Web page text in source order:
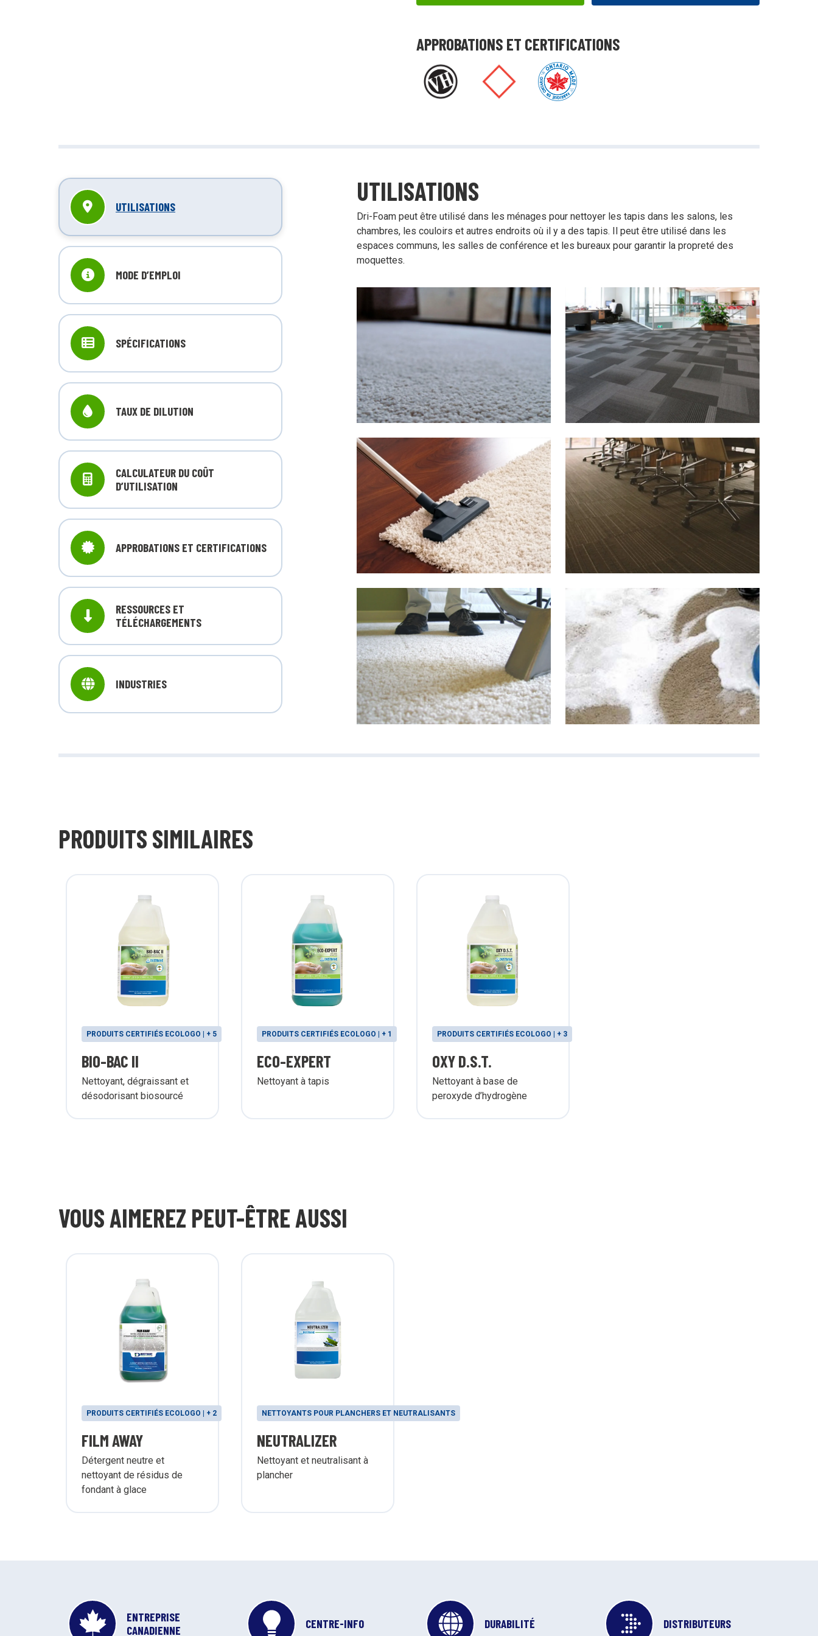
Démonstrations, tutoriels, déballages
APPROBATIONS ET CERTIFICATIONS
UTILISATIONS
MODE D’EMPLOI
SPÉCIFICATIONS
TAUX DE DILUTION
CALCULATEUR DU COÛT
D’UTILISATION
APPROBATIONS ET CERTIFICATIONS
RESSOURCES ET
TÉLÉCHARGEMENTS
INDUSTRIES
UTILISATIONS
Dri-Foam peut être utilisé dans les ménages pour nettoyer les tapis dans les salons, les
chambres, les couloirs et autres endroits où il y a des tapis. Il peut être utilisé dans les
espaces communs, les salles de conférence et les bureaux pour garantir la propreté des
moquettes.
PRODUITS SIMILAIRES
PRODUITS CERTIFIÉS ECOLOGO | + 5
BIO-BAC II
Nettoyant, dégraissant et
désodorisant biosourcé
PRODUITS CERTIFIÉS ECOLOGO | + 1
ECO-EXPERT
Nettoyant à tapis
PRODUITS CERTIFIÉS ECOLOGO | + 3
OXY D.S.T.
Nettoyant à base de
peroxyde d’hydrogène
VOUS AIMEREZ PEUT-ÊTRE AUSSI
PRODUITS CERTIFIÉS ECOLOGO | + 2
FILM AWAY
Détergent neutre et
nettoyant de résidus de
fondant à glace
NETTOYANTS POUR PLANCHERS ET NEUTRALISANTS
NEUTRALIZER
Nettoyant et neutralisant à
plancher
ENTREPRISE
CANADIENNE
CENTRE-INFO DURABILITÉ DISTRIBUTEURS